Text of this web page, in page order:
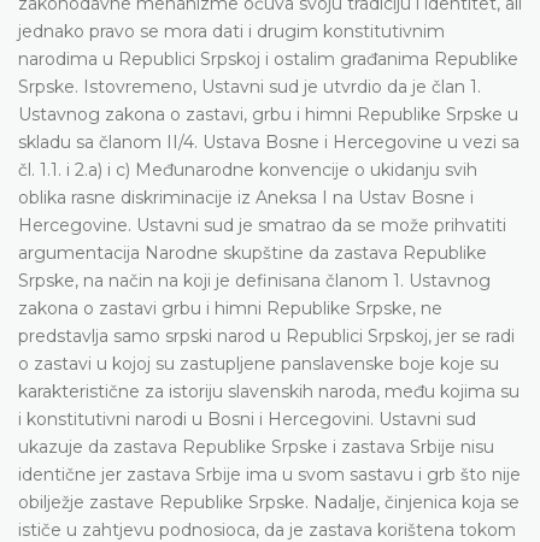
jednako pravo se mora dati i drugim konstitutivnim
narodima u Republici Srpskoj i ostalim građanima Republike
Srpske. Istovremeno, Ustavni sud je utvrdio da je član 1.
Ustavnog zakona o zastavi, grbu i himni Republike Srpske u
skladu sa članom II/4. Ustava Bosne i Hercegovine u vezi sa
čl. 1.1. i 2.a) i c) Međunarodne konvencije o ukidanju svih
oblika rasne diskriminacije iz Aneksa I na Ustav Bosne i
Hercegovine. Ustavni sud je smatrao da se može prihvatiti
argumentacija Narodne skupštine da zastava Republike
Srpske, na način na koji je definisana članom 1. Ustavnog
zakona o zastavi grbu i himni Republike Srpske, ne
predstavlja samo srpski narod u Republici Srpskoj, jer se radi
o zastavi u kojoj su zastupljene panslavenske boje koje su
karakteristične za istoriju slavenskih naroda, među kojima su
i konstitutivni narodi u Bosni i Hercegovini. Ustavni sud
ukazuje da zastava Republike Srpske i zastava Srbije nisu
identične jer zastava Srbije ima u svom sastavu i grb što nije
obilježje zastave Republike Srpske. Nadalje, činjenica koja se
ističe u zahtjevu podnosioca, da je zastava korištena tokom